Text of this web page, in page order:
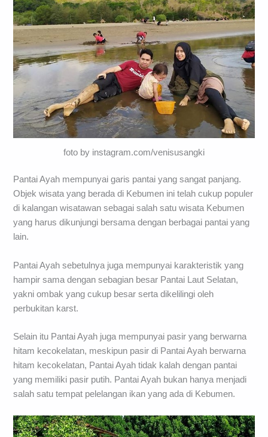
foto by instagram.com/venisusangki
Pantai Ayah mempunyai garis pantai yang sangat panjang.
Objek wisata yang berada di Kebumen ini telah cukup populer
di kalangan wisatawan sebagai salah satu wisata Kebumen
yang harus dikunjungi bersama dengan berbagai pantai yang
lain.
Pantai Ayah sebetulnya juga mempunyai karakteristik yang
hampir sama dengan sebagian besar Pantai Laut Selatan,
yakni ombak yang cukup besar serta dikelilingi oleh
perbukitan karst.
Selain itu Pantai Ayah juga mempunyai pasir yang berwarna
hitam kecokelatan, meskipun pasir di Pantai Ayah berwarna
hitam kecokelatan, Pantai Ayah tidak kalah dengan pantai
yang memiliki pasir putih. Pantai Ayah bukan hanya menjadi
salah satu tempat pelelangan ikan yang ada di Kebumen.